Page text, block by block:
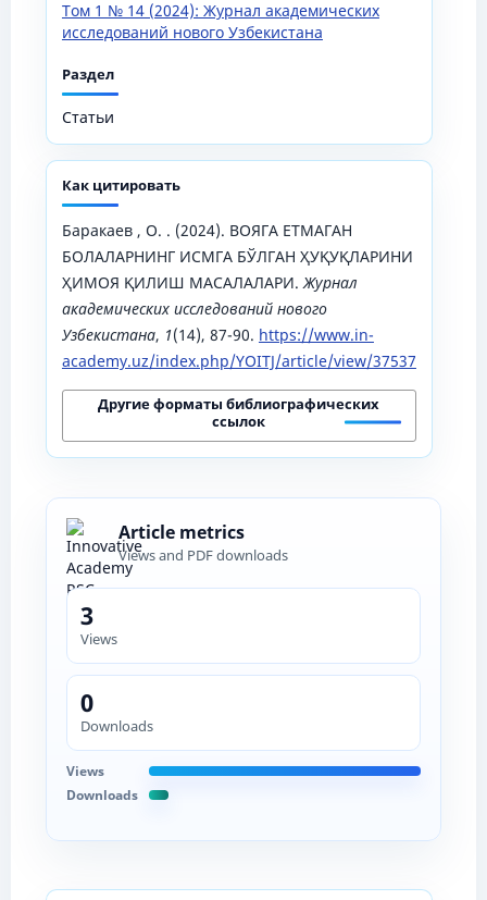
Том 1 № 14 (2024): Журнал академических
исследований нового Узбекистана
Раздел
Статьи
Как цитировать
Баракаев , О. . (2024). ВОЯГА ЕТМАГАН
БОЛАЛАРНИНГ ИСМГА БЎЛГАН ҲУҚУҚЛАРИНИ
ҲИМОЯ ҚИЛИШ МАСАЛАЛАРИ.Журнал
академических исследований нового
Узбекистана, 1(14), 87-90. https://www.in-
academy.uz/index.php/YOITJ/article/view/37537
Другие форматы библиографических
ссылок
Article metrics
Views and PDF downloads
3
Views
0
Downloads
Views
Downloads